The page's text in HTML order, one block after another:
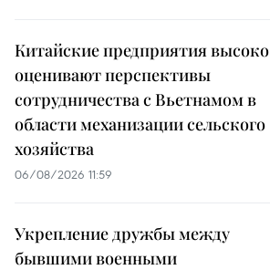
Китайские предприятия высоко
оценивают перспективы
сотрудничества с Вьетнамом в
области механизации сельского
хозяйства
06/08/2026 11:59
Укрепление дружбы между
бывшими военными